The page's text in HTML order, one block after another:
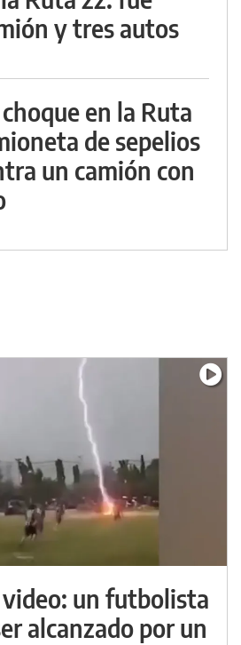
y tres autos
en la Ruta
de sepelios
un camión con
un futbolista
alcanzado por un